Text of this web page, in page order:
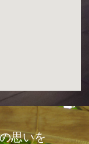
思いを